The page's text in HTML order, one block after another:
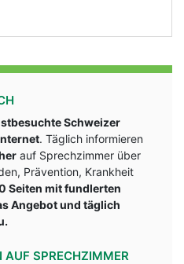
Schweizer
. Täglich informieren
auf Sprechzimmer über
Prävention, Krankheit
Seiten mit fundlerten
Angebot und täglich
AUF SPRECHZIMMER